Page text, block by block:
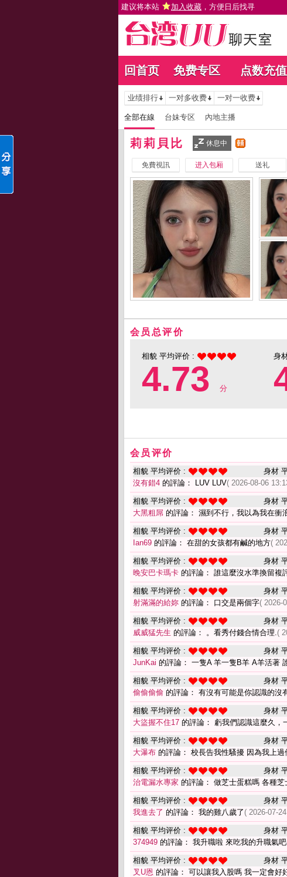
建议将本站 加入收藏 ，方便日后找寻
回首页 免费专区 点数充
业绩排行 一对多收费 一对一收费
全部在線 台妹专区 內地主播
莉莉貝比 休息中
免費視訊 进入包厢 送礼
会员总评价
相貌 平均评价 :
4.73 分
身
会员评价
相貌 平均评价 : 身材
沒有錯4 的評論： LUV LUV( 2026-08-06
相貌 平均评价 : 身材
大黑粗屌 的評論： 濕到不行，我以為我在衝
相貌 平均评价 : 身材
Ian69 的評論： 在甜的女孩都有鹹的地方(
相貌 平均评价 : 身材
晚安巴卡瑪卡 的評論： 誰這麼沒水準換留複
相貌 平均评价 : 身材
射滿滿的給妳 的評論： 口交是兩個字( 2026-
相貌 平均评价 : 身材
威威猛先生 的評論： 。看秀付錢合情合理.(
相貌 平均评价 : 身材
JunKai 的評論： 一隻A 羊一隻B羊 A羊活著
相貌 平均评价 : 身材
偷偷偷偷 的評論： 有沒有可能是你認識的沒
相貌 平均评价 : 身材
大盜握不住17 的評論： 虧我們認識這麼久，
相貌 平均评价 : 身材
大瀑布 的評論： 校長告我性騷擾 因為我上過
相貌 平均评价 : 身材
治電漏水專家 的評論： 做芝士蛋糕嗎 各種芝
相貌 平均评价 : 身材
我進去了 的評論： 我的雞八歲了 ( 2026-07-
相貌 平均评价 : 身材
374949 的評論： 我升職啦 來吃我的升職氣吧
相貌 平均评价 : 身材
叉U恩 的評論： 可以讓我入股嗎 我一定會好